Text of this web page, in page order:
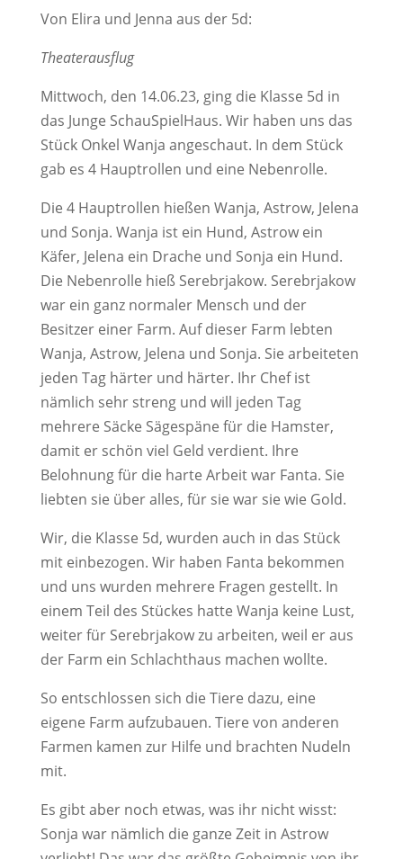
Von Elira und Jenna aus der 5d:
Theaterausflug
Mittwoch, den 14.06.23, ging die Klasse 5d in
das Junge SchauSpielHaus. Wir haben uns das
Stück Onkel Wanja angeschaut. In dem Stück
gab es 4 Hauptrollen und eine Nebenrolle.
Die 4 Hauptrollen hießen Wanja, Astrow, Jelena
und Sonja. Wanja ist ein Hund, Astrow ein
Käfer, Jelena ein Drache und Sonja ein Hund.
Die Nebenrolle hieß Serebrjakow. Serebrjakow
war ein ganz normaler Mensch und der
Besitzer einer Farm. Auf dieser Farm lebten
Wanja, Astrow, Jelena und Sonja. Sie arbeiteten
jeden Tag härter und härter. Ihr Chef ist
nämlich sehr streng und will jeden Tag
mehrere Säcke Sägespäne für die Hamster,
damit er schön viel Geld verdient. Ihre
Belohnung für die harte Arbeit war Fanta. Sie
liebten sie über alles, für sie war sie wie Gold.
Wir, die Klasse 5d, wurden auch in das Stück
mit einbezogen. Wir haben Fanta bekommen
und uns wurden mehrere Fragen gestellt. In
einem Teil des Stückes hatte Wanja keine Lust,
weiter für Serebrjakow zu arbeiten, weil er aus
der Farm ein Schlachthaus machen wollte.
So entschlossen sich die Tiere dazu, eine
eigene Farm aufzubauen. Tiere von anderen
Farmen kamen zur Hilfe und brachten Nudeln
mit.
Es gibt aber noch etwas, was ihr nicht wisst:
Sonja war nämlich die ganze Zeit in Astrow